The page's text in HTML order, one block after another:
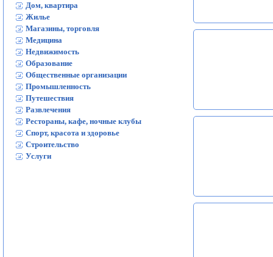
Дом, квартира
Жилье
Магазины, торговля
Медицина
Недвижимость
Образование
Общественные организации
Промышленность
Путешествия
Развлечения
Рестораны, кафе, ночные клубы
Спорт, красота и здоровье
Строительство
Услуги